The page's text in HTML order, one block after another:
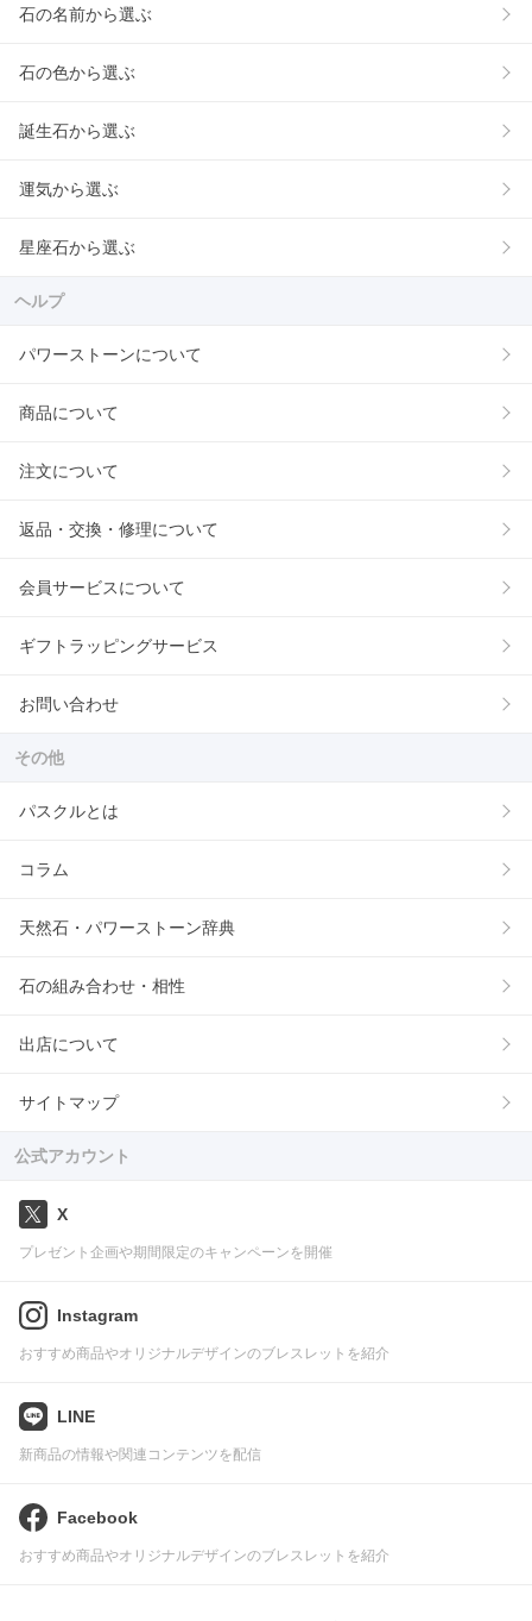
石の名前から選ぶ
石の色から選ぶ
誕生石から選ぶ
運気から選ぶ
星座石から選ぶ
ヘルプ
パワーストーンについて
商品について
注文について
返品・交換・修理について
会員サービスについて
ギフトラッピングサービス
お問い合わせ
その他
パスクルとは
コラム
天然石・パワーストーン辞典
石の組み合わせ・相性
出店について
サイトマップ
公式アカウント
X
プレゼント企画や期間限定のキャンペーンを開催
Instagram
おすすめ商品やオリジナルデザインのブレスレットを紹介
LINE
新商品の情報や関連コンテンツを配信
Facebook
おすすめ商品やオリジナルデザインのブレスレットを紹介